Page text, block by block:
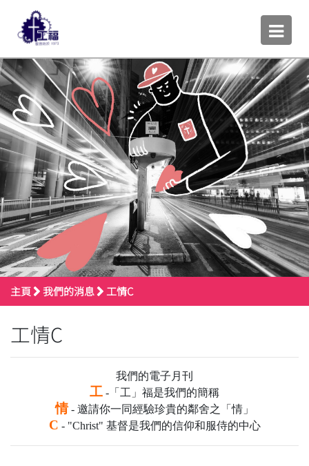
主頁 我們的消息 工情C
工情C
我們的電子月刊
工 -「工」福是我們的簡稱
情- 邀請你一同經驗珍貴的鄰舍之「情」
C - "Christ" 基督是我們的信仰和服侍的中心